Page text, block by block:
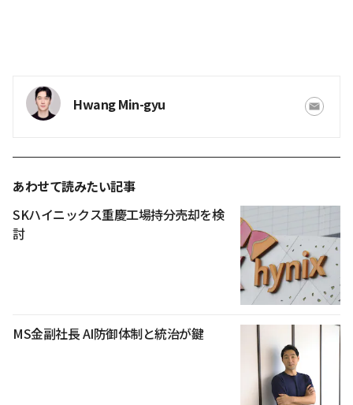
Hwang Min-gyu
あわせて読みたい記事
SKハイニックス重慶工場持分売却を検
討
MS金副社長 AI防御体制と統治が鍵